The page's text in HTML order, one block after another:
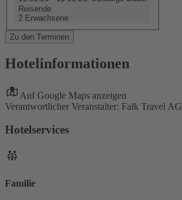
Reisende
2 Erwachsene
Zu den Terminen
Hotelinformationen
Auf Google Maps anzeigen
Verantwortlicher Veranstalter: Falk Travel AG
Hotelservices
Familie